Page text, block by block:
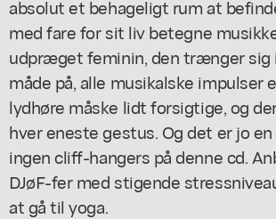
absolut et behageligt rum at
med fare for sit liv betegne
udpræget feminin, den trænger sig
måde på, alle musikalske impulser
lydhøre måske lidt forsigtige, og
hver eneste gestus. Og det er jo
ingen cliff-hangers på denne cd.
DJøF-fer med stigende
at gå til yoga.